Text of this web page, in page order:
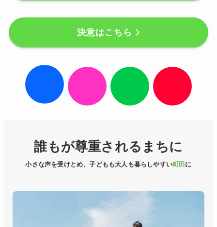
決意はこちら
ア
イ
コ
ン
リ
ア
イ
コ
ン
リ
ア
イ
コ
ン
リ
ア
イ
コ
ン
リ
誰もが尊重されるまちに
小さな声を受けとめ、子どもも大人も暮らしやすい町田に